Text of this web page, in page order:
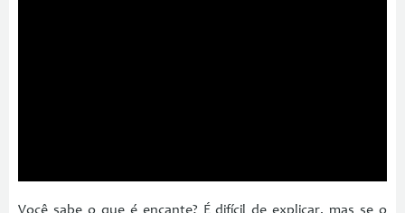
Você sabe o que é encante? É difícil de explicar, mas se o